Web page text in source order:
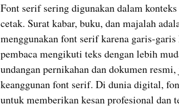
Font serif sering digunakan dalam
cetak. Surat kabar, buku, dan majalah
menggunakan font serif karena garis-
pembaca mengikuti teks dengan lebih
undangan pernikahan dan dokumen
keanggunan font serif. Di dunia digital,
untuk memberikan kesan profesional dan